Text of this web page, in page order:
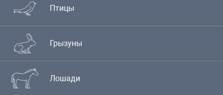
Птицы
Грызуны
Лошади